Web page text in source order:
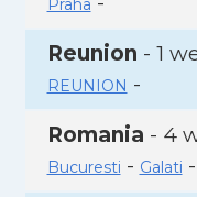
Praha
Reunion - 1
REUNION -
Romania - 4
Bucuresti - Galati -